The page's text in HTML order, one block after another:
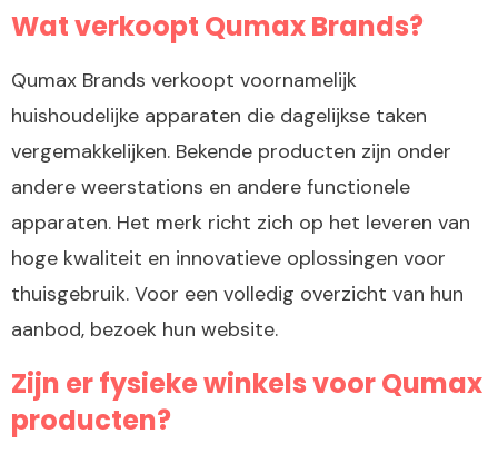
Wat verkoopt Qumax Brands?
Qumax Brands verkoopt voornamelijk
huishoudelijke apparaten die dagelijkse taken
vergemakkelijken. Bekende producten zijn onder
andere weerstations en andere functionele
apparaten. Het merk richt zich op het leveren van
hoge kwaliteit en innovatieve oplossingen voor
thuisgebruik. Voor een volledig overzicht van hun
aanbod, bezoek hun website.
Zijn er fysieke winkels voor Qumax
producten?